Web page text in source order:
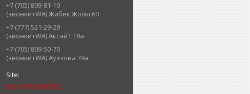
+7 (705) 809-81-10
(звонки+WA) Жибек Жолы 60
+7 (777) 521-29-29
(звонки+WA) Аксай1,18а
+7 (705) 809-50-70
(звонки+WA) Ауэзова 39а
http://KRASNO.KZ